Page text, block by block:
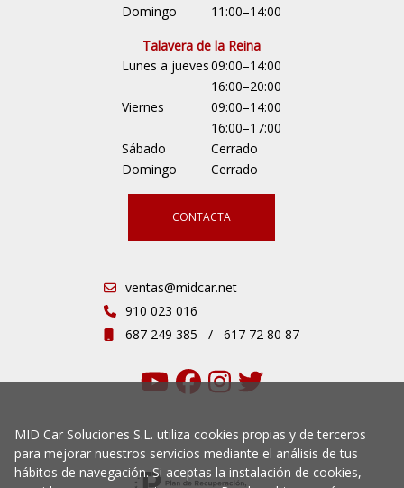
Domingo
11:00–14:00
Talavera de la Reina
Lunes a jueves09:00–14:00
16:00–20:00
Viernes
09:00–14:00
16:00–17:00
Sábado
Cerrado
Domingo
Cerrado
CONTACTA
ventas@midcar.net
910 023 016
687 249 385
/ 617 72 80 87
MID Car Soluciones S.L. utiliza cookies propias y de terceros
para mejorar nuestros servicios mediante el análisis de tus
hábitos de navegación. Si aceptas la instalación de cookies,